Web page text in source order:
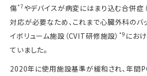
傷*7 やデバイスが病変にはまり込む合併症（
対応が必要なため、これまで心臓外科のバ
イボリューム施設（CVIT研修施設）*9 にお
ていました。
2020年に使用施設基準が緩和され、年間